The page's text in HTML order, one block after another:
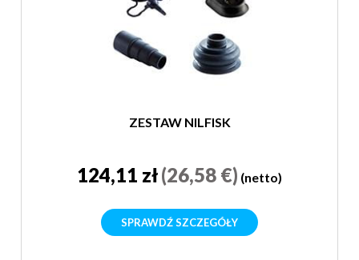
ZESTAW NILFISK
124,11 zł(26,58 €) (netto)
SPRAWDŹ SZCZEGÓŁY